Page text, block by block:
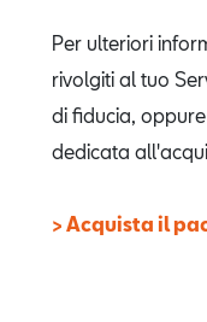
Per ulteriori
rivolgiti al tuo
di fiducia,
dedicata
> Acquista il